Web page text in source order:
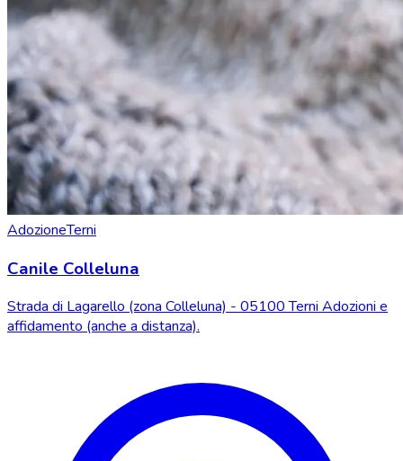
AdozioneTerni
Canile Colleluna
Strada di Lagarello (zona Colleluna) - 05100 Terni Adozioni e
affidamento (anche a distanza).